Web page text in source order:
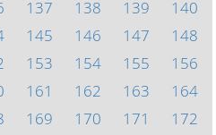
137 138 139
140
145 146 147
148
153 154 155
156
161 162 163
164
169 170 171
172